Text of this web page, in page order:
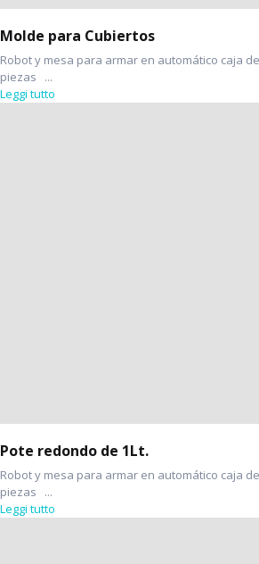
Molde para Cubiertos
Robot y mesa para armar en automático caja
piezas ...
Leggi tutto
Pote redondo de 1Lt.
Robot y mesa para armar en automático caja
piezas ...
Leggi tutto